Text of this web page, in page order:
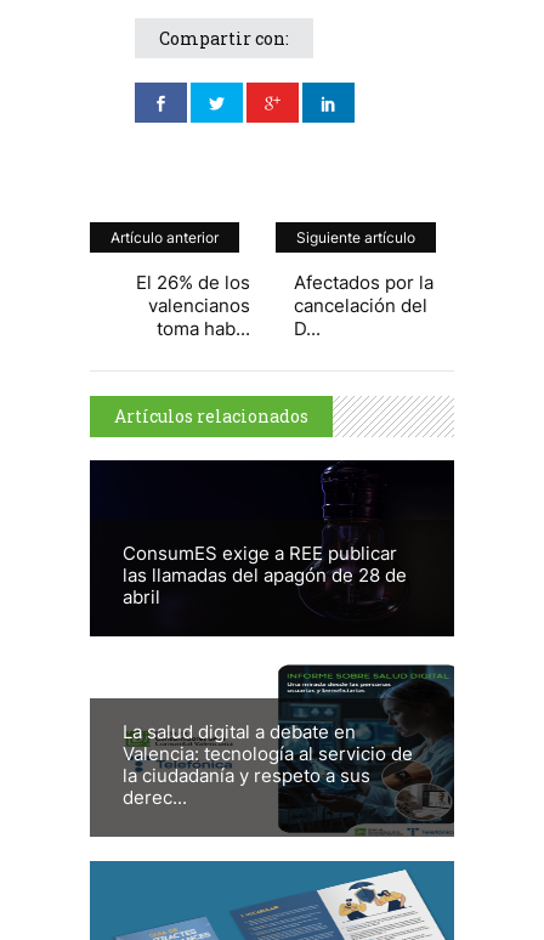
Compartir con:
Artículo anterior
El 26% de los
valencianos
toma hab...
Siguiente artículo
Afectados por la
cancelación del
D...
Artículos relacionados
ConsumES exige a REE publicar
las llamadas del apagón de 28 de
abril
La salud digital a debate en
Valencia: tecnología al servicio de
la ciudadanía y respeto a sus
derec...